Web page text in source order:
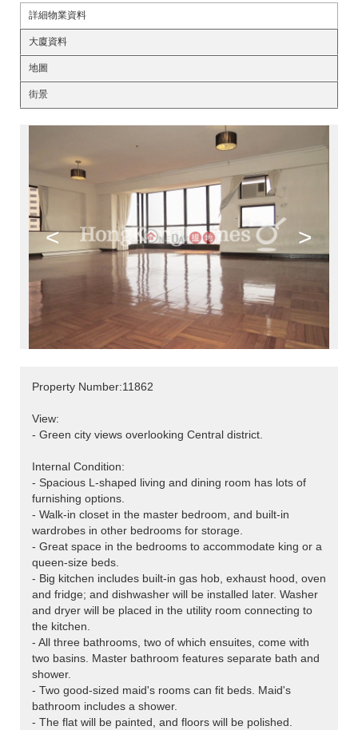
詳細物業資料
大廈資料
地圖
街景
< >
Property Number:11862
View:
- Green city views overlooking Central district.
Internal Condition:
- Spacious L-shaped living and dining room has lots of
furnishing options.
- Walk-in closet in the master bedroom, and built-in
wardrobes in other bedrooms for storage.
- Great space in the bedrooms to accommodate king or a
queen-size beds.
- Big kitchen includes built-in gas hob, exhaust hood, oven
and fridge; and dishwasher will be installed later. Washer
and dryer will be placed in the utility room connecting to
the kitchen.
- All three bathrooms, two of which ensuites, come with
two basins. Master bathroom features separate bath and
shower.
- Two good-sized maid's rooms can fit beds. Maid's
bathroom includes a shower.
- The flat will be painted, and floors will be polished.